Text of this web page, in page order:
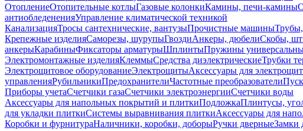
ОтоплениеОтопительные котлыГазовые колонкиКамины, печи-камины
антиобледененияУправление климатической техникой
КанализацияТросы сантехнические, вантузыПрочистные машины
Крепежные изделияСаморезы, шурупыГвоздиАнкеры, дюбелиСкобы,
анкерыКарабиныФиксаторы арматурыШплинтыПружины
Электромонтажные изделияКлеммыСредства диэлектрическиеТрубки
Электрощитовое оборудованиеЭлектрощитыАксессуары для
управленияРубильникиПредохранителиЧастотные преобразователи
Приборы учетаСчетчики газаСчетчики электроэнергииСчетчики воды
Аксессуары для напольных покрытий и плиткиПодложкаПлинтусы,
для укладки плиткиСистемы выравнивания плиткиАксессуары для
Коробки и фурнитураНаличники, коробки, доборыРучки дверныеЗамки